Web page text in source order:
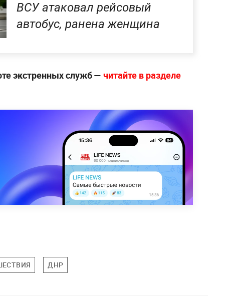
ВСУ атаковал рейсовый
автобус, ранена женщина
экстренных служб — читайте в разделе
ДНР